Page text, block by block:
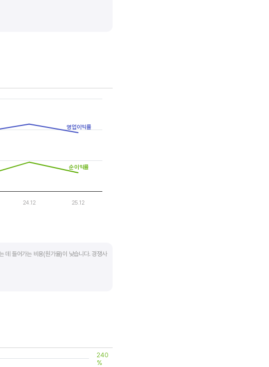
서 시작한다는 점을 기억해야 합니다.
24.12 25.12
영업이익률
순이익률
데 들어가는 비용(원가율)이 낮습니다. 경쟁사
240
%